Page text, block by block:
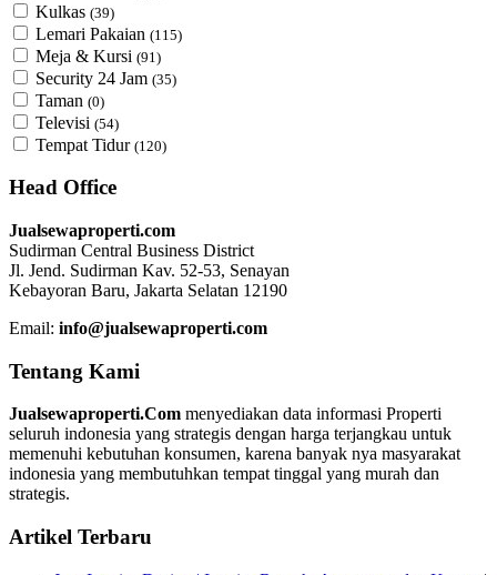
Kulkas (39)
Lemari Pakaian (115)
Meja & Kursi (91)
Security 24 Jam (35)
Taman (0)
Televisi (54)
Tempat Tidur (120)
Head Office
Jualsewaproperti.com
Sudirman Central Business District
Jl. Jend. Sudirman Kav. 52-53, Senayan
Kebayoran Baru, Jakarta Selatan 12190
Email: info@jualsewaproperti.com
Tentang Kami
Jualsewaproperti.Com menyediakan data informasi Properti
seluruh indonesia yang strategis dengan harga terjangkau untuk
memenuhi kebutuhan konsumen, karena banyak nya masyarakat
indonesia yang membutuhkan tempat tinggal yang murah dan
strategis.
Artikel Terbaru